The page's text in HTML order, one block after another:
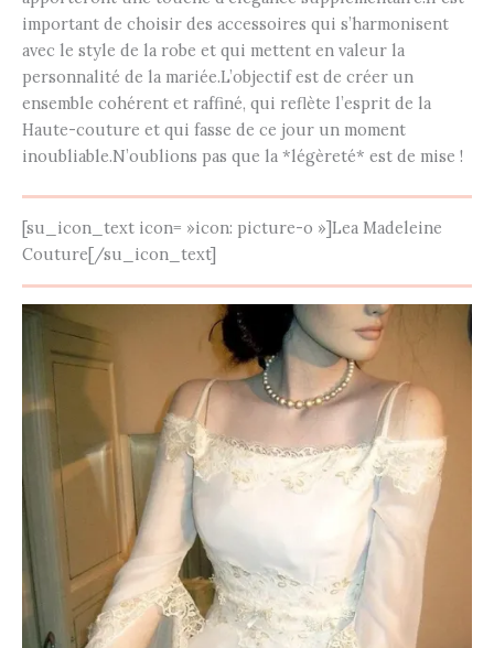
important de choisir des accessoires qui s’harmonisent
avec le style de la robe et qui mettent en valeur la
personnalité de la mariée.L’objectif est de créer un
ensemble cohérent et raffiné, qui reflète l’esprit de la
Haute-couture et qui fasse de ce jour un moment
inoubliable.N’oublions pas que la *légèreté* est de mise !
[su_icon_text icon= »icon: picture-o »]Lea Madeleine
Couture[/su_icon_text]